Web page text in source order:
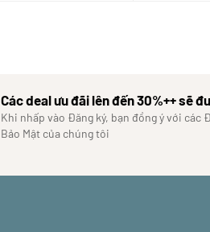
Các deal ưu đãi lên đến 30%++ sẽ
Khi nhấp vào Đăng ký, bạn đồng ý với các
Bảo Mật của chúng tôi